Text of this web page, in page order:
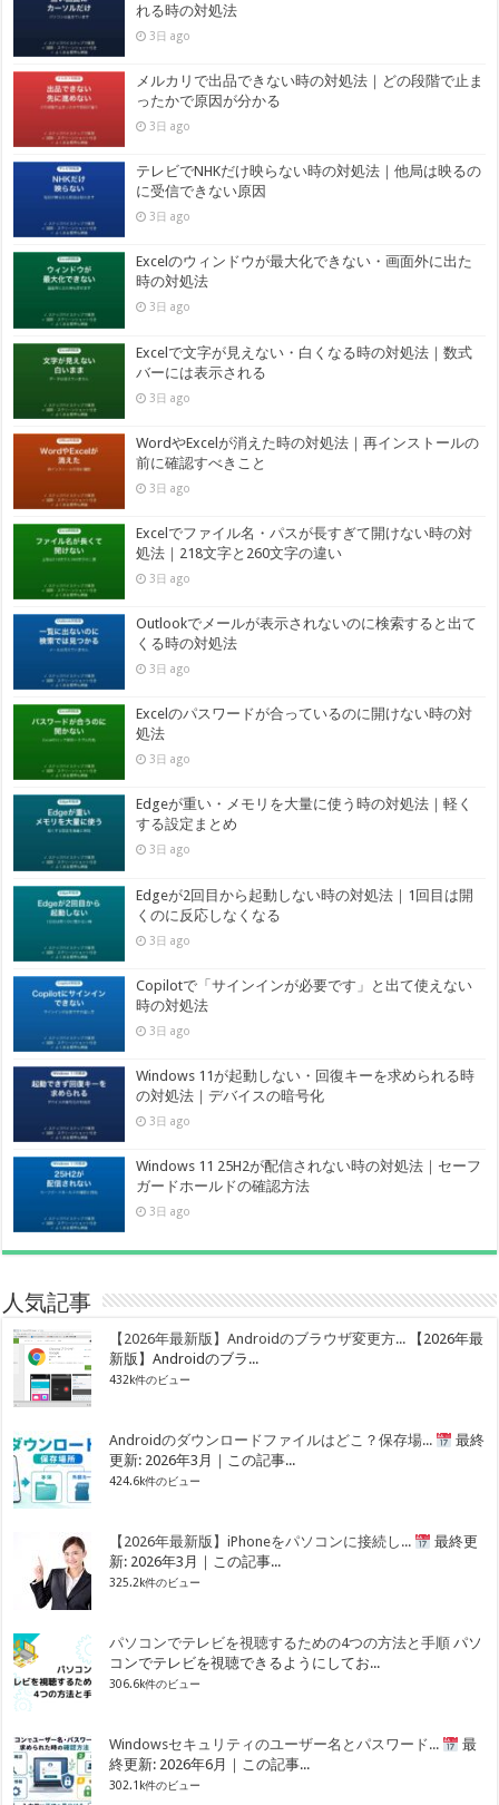
れる時の対処法
3日 ago
メルカリで出品できない時の対処法｜どの段階で止ま
ったかで原因が分かる
3日 ago
テレビでNHKだけ映らない時の対処法｜他局は映るの
に受信できない原因
3日 ago
Excelのウィンドウが最大化できない・画面外に出た
時の対処法
3日 ago
Excelで文字が見えない・白くなる時の対処法｜数式
バーには表示される
3日 ago
WordやExcelが消えた時の対処法｜再インストールの
前に確認すべきこと
3日 ago
Excelでファイル名・パスが長すぎて開けない時の対
処法｜218文字と260文字の違い
3日 ago
Outlookでメールが表示されないのに検索すると出て
くる時の対処法
3日 ago
Excelのパスワードが合っているのに開けない時の対
処法
3日 ago
Edgeが重い・メモリを大量に使う時の対処法｜軽く
する設定まとめ
3日 ago
Edgeが2回目から起動しない時の対処法｜1回目は開
くのに反応しなくなる
3日 ago
Copilotで「サインインが必要です」と出て使えない
時の対処法
3日 ago
Windows 11が起動しない・回復キーを求められる時
の対処法｜デバイスの暗号化
3日 ago
Windows 11 25H2が配信されない時の対処法｜セーフ
ガードホールドの確認方法
3日 ago
人気記事
【2026年最新版】Androidのブラウザ変更方...
【2026年最
新版】Androidのブラ...
432k件のビュー
Androidのダウンロードファイルはどこ？保存場...
最終
更新: 2026年3月｜この記事...
424.6k件のビュー
【2026年最新版】iPhoneをパソコンに接続し...
最終更
新: 2026年3月｜この記事...
325.2k件のビュー
パソコンでテレビを視聴するための4つの方法と手順 パソ
コンでテレビを視聴できるようにしてお...
306.6k件のビュー
Windowsセキュリティのユーザー名とパスワード...
最
終更新: 2026年6月｜この記事...
302.1k件のビュー